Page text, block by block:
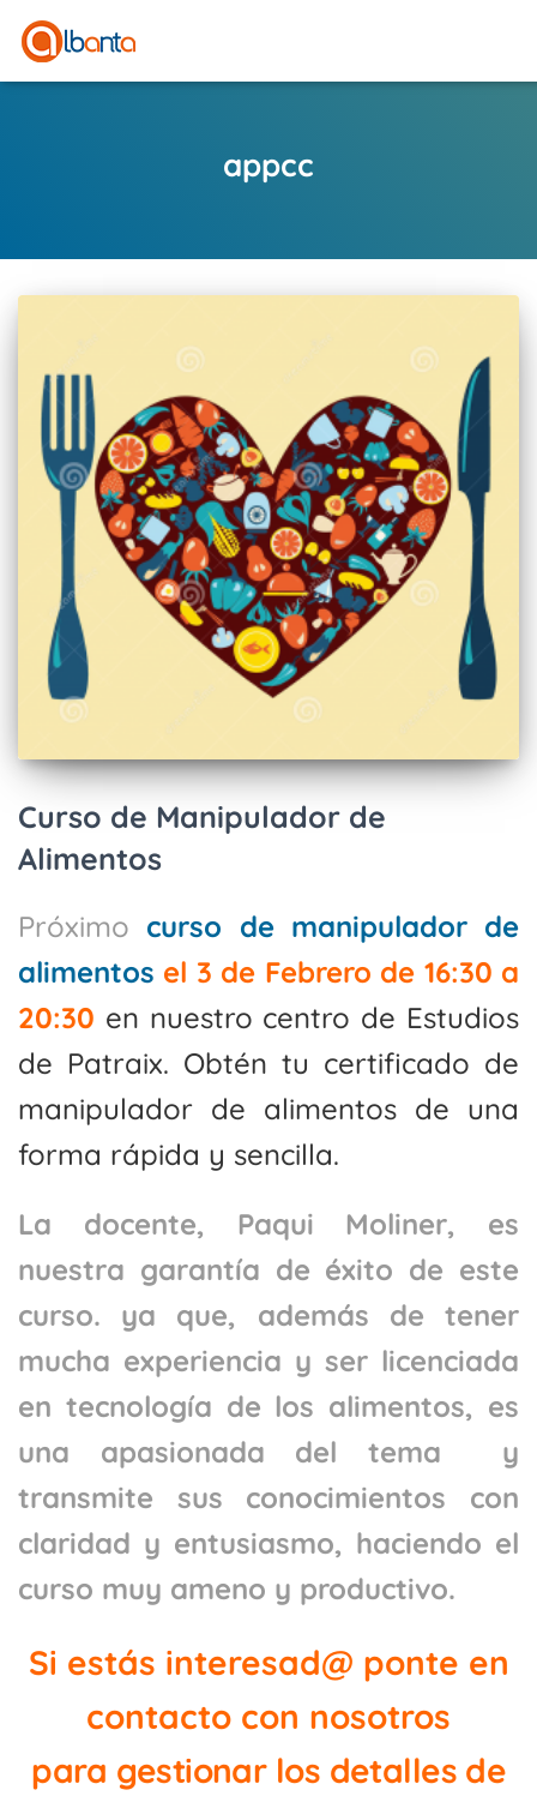
appcc
Curso de Manipulador de
Alimentos
Próximo curso de manipulador de
alimentos el 3 de Febrero de 16:30 a
20:30 en nuestro centro de Estudios
de Patraix. Obtén tu certificado de
manipulador de alimentos de una
forma rápida y sencilla.
La docente, Paqui Moliner, es
nuestra garantía de éxito de este
curso. ya que, además de tener
mucha experiencia y ser licenciada
en tecnología de los alimentos, es
una apasionada del tema y
transmite sus conocimientos con
claridad y entusiasmo, haciendo el
curso muy ameno y productivo.
Si estás interesad@ ponte en
contacto con nosotros
para gestionar los detalles de